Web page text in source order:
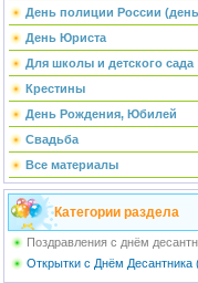
День полиции России
День Юриста
Для школы и детского сада
Крестины
День Рождения, Юбилей
Свадьба
Все материалы
Категории раздела
Поздравления с днём
Открытки с Днём Десантника